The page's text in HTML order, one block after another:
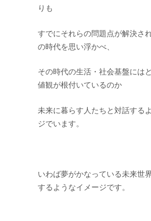
りも
すでにそれらの問題点が解決さ
の時代を思い浮かべ、
その時代の生活・社会基盤には
値観が根付いているのか
未来に暮らす人たちと対話する
ジでいます。
いわば夢がかなっている未来世
するようなイメージです。